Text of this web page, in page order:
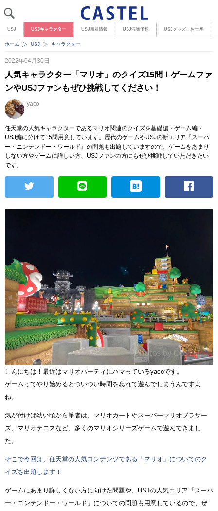
USJ USJキャラクター USJ新着情報 USJ混雑予想 USJグッズ・お土産
ホーム USJ キャラクター
2022年04月30日
人気キャラクター「マリオ」のクイズ15問！ゲームファ
ンやUSJファンもぜひ挑戦してください！
yaco
任天堂の人気キャラクターであるマリオ関連のクイズを基礎編・ゲーム編・
USJ編に分けて15問用意しています。歴代のゲームやUSJの新エリア『スーパ
ー・ニンテンドー・ワールド』の問題も出題していますので、ゲームをあまり
しない方やゲームに詳しい方、USJファンの方にもぜひ挑戦していただきたい
です。
こんにちは！最近はマリオパーティにハマっているyacoです。
ゲームってやり始めるとついつい時間を忘れて遊んでしまうんですよ
ね。
気が付けば幼い頃から筆者は、マリオカートやスーパーマリオブラザー
ズ、マリオテニスなど、多くのマリオシリーズゲームで遊んできまし
た。
そこで今回は、任天堂の人気コンテンツである「マリオ」についてのク
イズを出題します！
ゲームにあまり詳しくない方に向けた問題や、USJの人気エリア『スーパ
ー・ニンテンドー・ワールド』についての問題も用意しているので、ぜ